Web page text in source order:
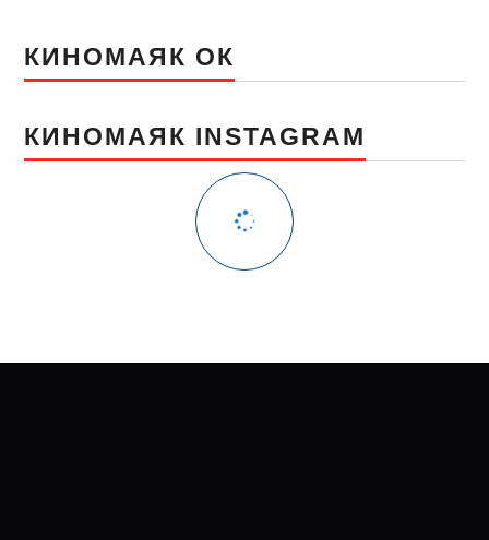
КИНОМАЯК ОК
КИНОМАЯК INSTAGRAM